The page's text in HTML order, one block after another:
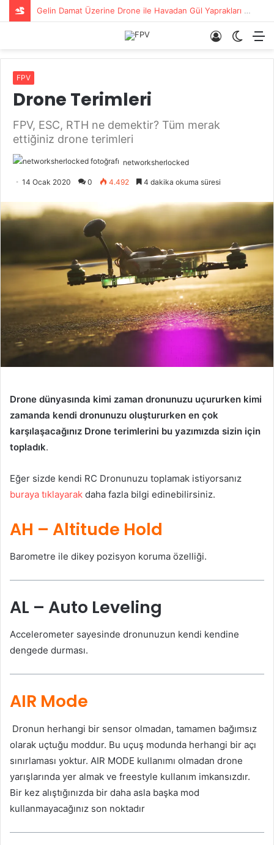
Gelin Damat Üzerine Drone ile Havadan Gül Yaprakları Serildi
Dış
Giriş
FPV
Drone Terimleri
FPV, ESC, RTH ne demektir? Tüm merak
ettiğiniz drone terimleri
networksherlocked
14 Ocak 2020 0 4.492 4 dakika okuma süresi
Drone dünyasında kimi zaman dronunuzu uçururken kimi
zamanda kendi dronunuzu oluştururken en çok
karşılaşacağınız Drone terimlerini bu yazımızda sizin için
topladık.
Eğer sizde kendi RC Dronunuzu toplamak istiyorsanız
buraya tıklayarak daha fazla bilgi edinebilirsiniz.
AH – Altitude Hold
Barometre ile dikey pozisyon koruma özelliği.
AL – Auto Leveling
Accelerometer sayesinde dronunuzun kendi kendine
dengede durması.
AIR Mode
Dronun herhangi bir sensor olmadan, tamamen bağımsız
olarak uçtuğu moddur. Bu uçuş modunda herhangi bir açı
sınırlaması yoktur. AIR MODE kullanımı olmadan drone
yarışlarında yer almak ve freestyle kullanım imkansızdır.
Bir kez alıştığınızda bir daha asla başka mod
kullanmayacağınız son noktadır